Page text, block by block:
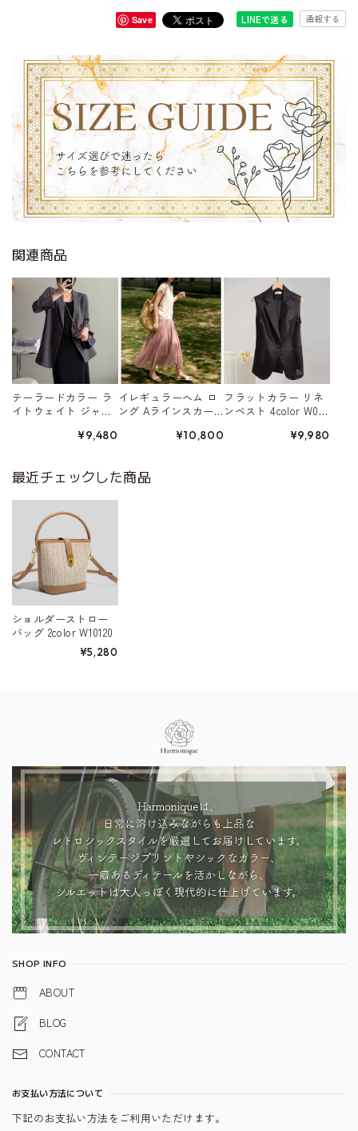
Save LINEで送る 通報する
関連商品
テーラードカラー ラ
イトウェイト ジャ
¥9,480
イレギュラーヘム ロ
ング Aラインスカー
¥10,800
フラットカラー リネ
ンベスト 4color W015
¥9,980
最近チェックした商品
ショルダーストロー
バッグ 2color W10120
¥5,280
SHOP INFO
ABOUT
BLOG
CONTACT
お支払い方法について
下記のお支払い方法をご利用いただけます。